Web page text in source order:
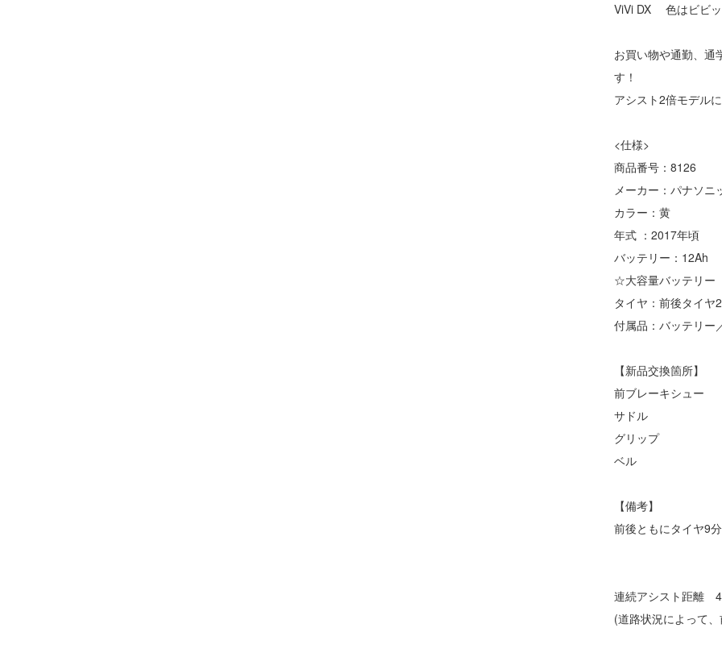
ViVi DX 色はビビ
お買い物や通勤、通
す！
アシスト2倍モデル
<仕様>
商品番号：8126
メーカー：パナソニ
カラー：黄
年式 ：2017年頃
バッテリー：12Ah
☆大容量バッテリー
タイヤ：前後タイヤ
付属品：バッテリー
【新品交換箇所】
前ブレーキシュー
サドル
グリップ
ベル
【備考】
前後ともにタイヤ9
連続アシスト距離
(道路状況によって